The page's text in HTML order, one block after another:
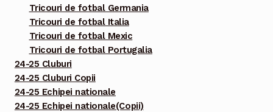
Tricouri de fotbal Germania
Tricouri de fotbal Italia
Tricouri de fotbal Mexic
Tricouri de fotbal Portugalia
24-25 Cluburi
24-25 Cluburi Copii
24-25 Echipei nationale
24-25 Echipei nationale(Copii)